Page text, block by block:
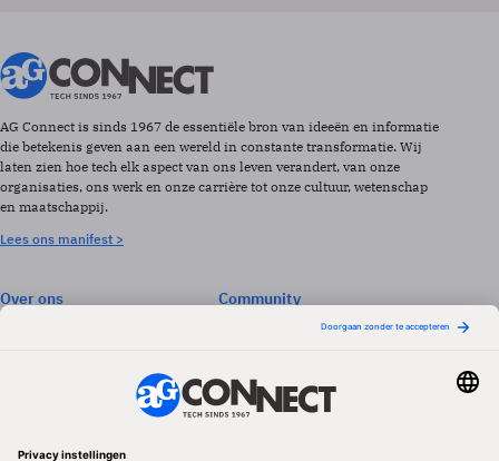
AG Connect is sinds 1967 de essentiële bron van ideeën en informatie
die betekenis geven aan een wereld in constante transformatie. Wij
laten zien hoe tech elk aspect van ons leven verandert, van onze
organisaties, ons werk en onze carrière tot onze cultuur, wetenschap
en maatschappij.
Lees ons manifest >
Over ons
Privacyinstellingen
Community
Events & Opleidingen
Vacatures
Whitepapers